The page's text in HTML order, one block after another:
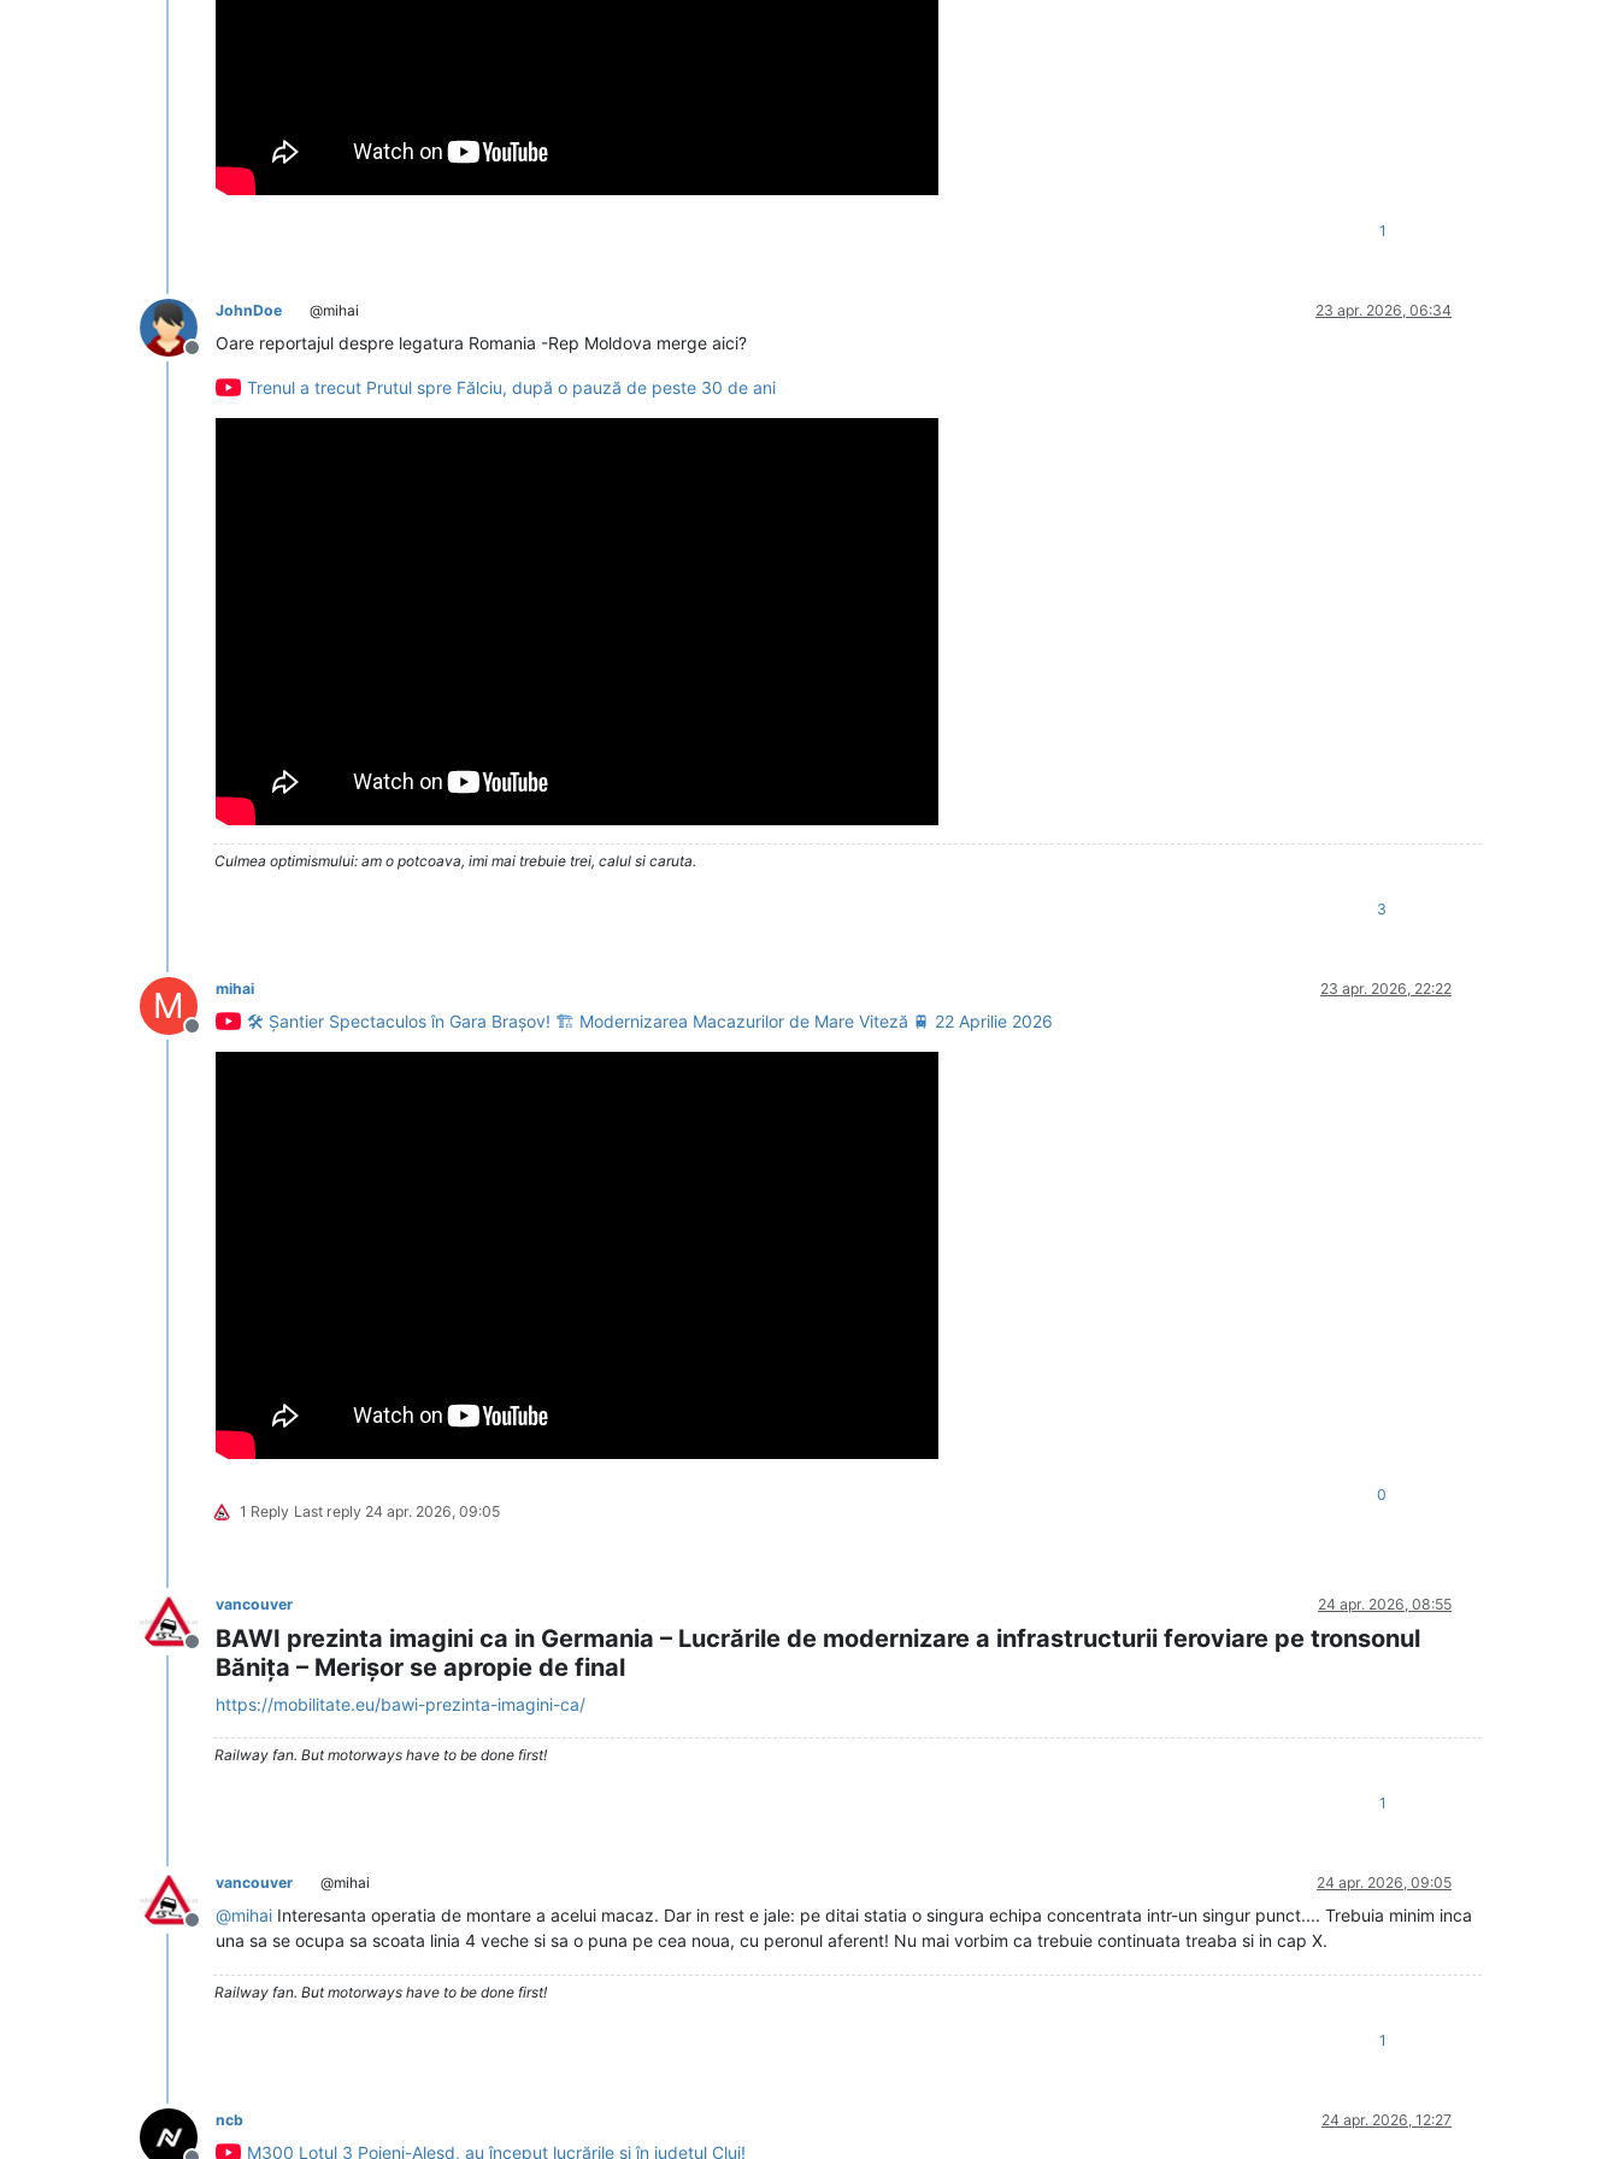
1
Deconectat
JohnDoe @mihai 23 apr. 2026, 06:34
Oare reportajul despre legatura Romania -Rep Moldova merge aici?
Trenul a trecut Prutul spre Fălciu, după o pauză de peste 30 de ani
Culmea optimismului: am o potcoava, imi mai trebuie trei, calul si caruta.
3
M
Deconectat
mihai 23 apr. 2026, 22:22
🛠️ Șantier Spectaculos în Gara Brașov! 🏗️ Modernizarea Macazurilor de Mare Viteză 🚆 22 Aprilie 2026
1 Reply Last reply 24 apr. 2026, 09:05
0
Deconectat
vancouver 24 apr. 2026, 08:55
BAWI prezinta imagini ca in Germania – Lucrările de modernizare a infrastructurii feroviare pe tronsonul
Bănița – Merișor se apropie de final
https://mobilitate.eu/bawi-prezinta-imagini-ca/
Railway fan. But motorways have to be done first!
1
Deconectat
vancouver @mihai 24 apr. 2026, 09:05
@mihai Interesanta operatia de montare a acelui macaz. Dar in rest e jale: pe ditai statia o singura echipa concentrata intr-un singur punct.... Trebuia minim inca
una sa se ocupa sa scoata linia 4 veche si sa o puna pe cea noua, cu peronul aferent! Nu mai vorbim ca trebuie continuata treaba si in cap X.
Railway fan. But motorways have to be done first!
1
ncb 24 apr. 2026, 12:27
M300 Lotul 3 Poieni-Aleșd, au început lucrările si în județul Cluj!